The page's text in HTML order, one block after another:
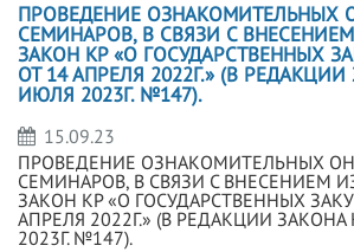
ПРОВЕДЕНИЕ ОЗНАКОМИТЕЛЬНЫХ
СЕМИНАРОВ, В СВЯЗИ С
ЗАКОН КР «О ГОСУДАРСТВЕННЫХ
ОТ 14 АПРЕЛЯ 2022Г.» (В
ИЮЛЯ 2023Г. №147).
15.09.23
ПРОВЕДЕНИЕ ОЗНАКОМИТЕЛЬНЫХ
СЕМИНАРОВ, В СВЯЗИ С ВНЕСЕНИЕМ
ЗАКОН КР «О ГОСУДАРСТВЕННЫХ
АПРЕЛЯ 2022Г.» (В РЕДАКЦИИ
2023Г. №147).